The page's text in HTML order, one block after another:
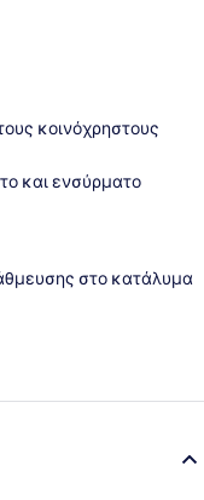
κοινόχρηστους
και ενσύρματο
στο κατάλυμα